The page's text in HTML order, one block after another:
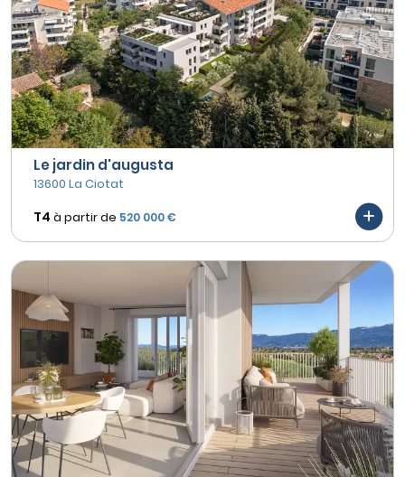
Le jardin d'augusta
13600 La Ciotat
T4 à partir de 520 000 €